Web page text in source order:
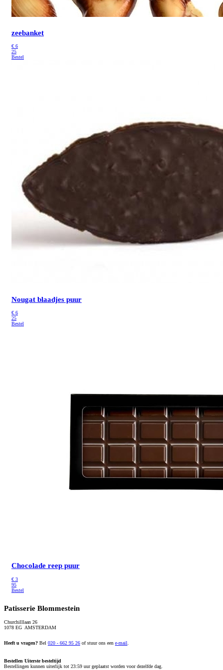
zeebanket
€ 6
25
Bestel
Nougat blaadjes puur
€ 6
25
Bestel
Chocolade reep puur
€ 3
95
Bestel
Patisserie Blommestein
Churchilllaan 26
1078 EG AMSTERDAM
Heeft u vragen? Bel 020 - 662 95 26 of stuur ons een e-mail
Bestellen Uiterste besteltijd
Bestellingen kunnen uiterlijk tot 23:59 uur geplaatst worden voor dezelfde dag.